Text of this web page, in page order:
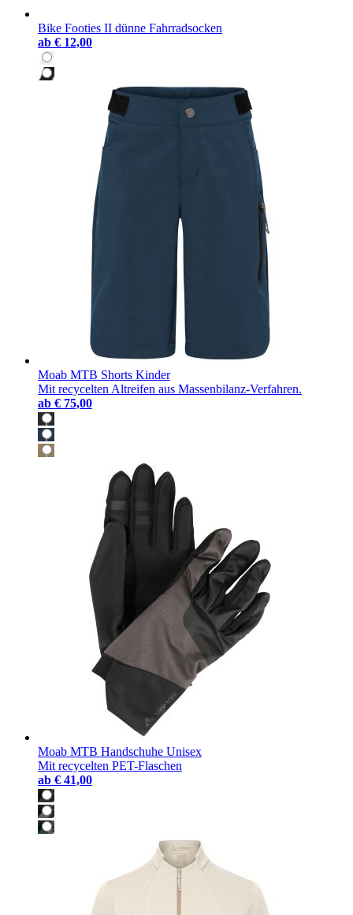
Bike Footies II dünne Fahrradsocken
ab € 12,00
Moab MTB Shorts Kinder
Mit recycelten Altreifen aus Massenbilanz-Verfahren.
ab € 75,00
Moab MTB Handschuhe Unisex
Mit recycelten PET-Flaschen
ab € 41,00